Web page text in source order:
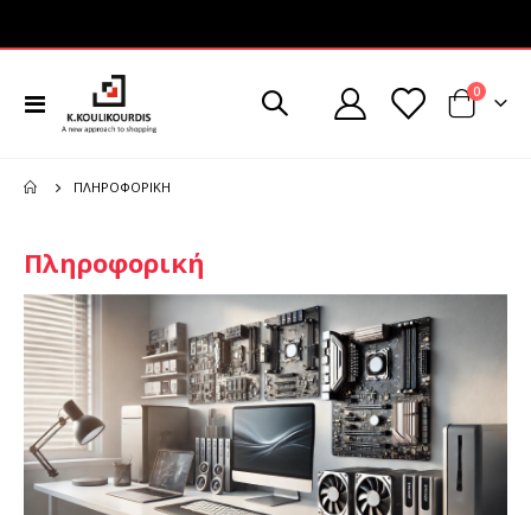
Εναλλαγή
Πλοήγησης
Cart
0
ΠΛΗΡΟΦΟΡΙΚΉ
Πληροφορική